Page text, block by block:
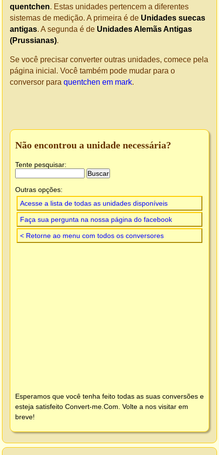
quentchen. Estas unidades pertencem a diferentes
sistemas de medição. A primeira é de Unidades suecas
antigas. A segunda é de Unidades Alemãs Antigas
(Prussianas).
Se você precisar converter outras unidades, comece pela
página inicial. Você também pode mudar para o
conversor para quentchen em mark.
Não encontrou a unidade necessária?
Tente pesquisar:
Outras opções:
Acesse a lista de todas as unidades disponíveis
Faça sua pergunta na nossa página do facebook
< Retorne ao menu com todos os conversores
Esperamos que você tenha feito todas as suas conversões e
esteja satisfeito Convert-me.Com . Volte a nos visitar em
breve!